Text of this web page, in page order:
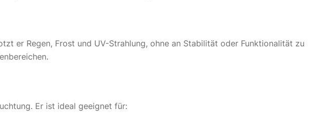
er Regen, Frost und UV-Strahlung, ohne an Stabilität oder Funktionalität zu
Er ist ideal geeignet für: